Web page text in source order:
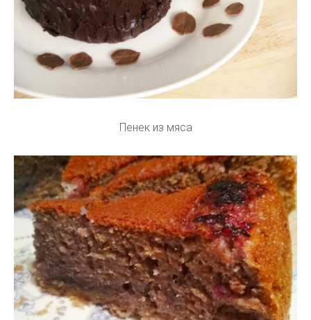
Пенек из мяса